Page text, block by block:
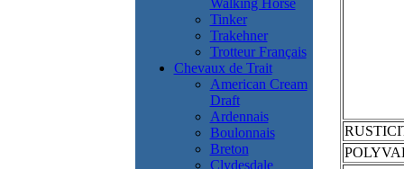
Walking Horse
Tinker
Trakehner
Trotteur Français
Chevaux de Trait
American Cream
Draft
Ardennais
Boulonnais
Breton
Clydesdale